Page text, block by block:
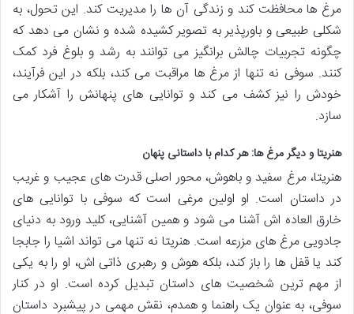
مرغ ها محافظت کند و زندگی آن ها را مدیریت کند. این تحول، به
شکلی طبیعی و باورپذیر به تصویر کشیده شده و نشان می دهد که
چگونه تجربیات چالش برانگیز می توانند به رشد و بلوغ فرد کمک
کنند. سوفی نه تنها از مرغ ها مراقبت می کند، بلکه در این فرآیند،
خودش را نیز کشف می کند و توانایی های پنهانش را آشکار می
سازد.
هنریتا و دیگر مرغ ها: هر کدام با داستانی پنهان
هنریتا، مرغ سفید و باهوش، محور اصلی قدرت های عجیب و غریب
در داستان است. او اولین مرغی است که سوفی با توانایی های
خارق العاده اش آشنا می شود و همین آشنایی، کلید ورود به دنیای
جادویی مرغ های مزرعه است. هنریتا نه تنها می تواند اشیا را جابجا
کند یا قفل ها را باز کند، بلکه هوش و رهبری ذاتی اش، او را به یکی
از مهم ترین شخصیت های داستان تبدیل کرده است. او در کنار
سوفی، به عنوان یک راهنما و همدم، نقش مهمی در پیشبرد داستان